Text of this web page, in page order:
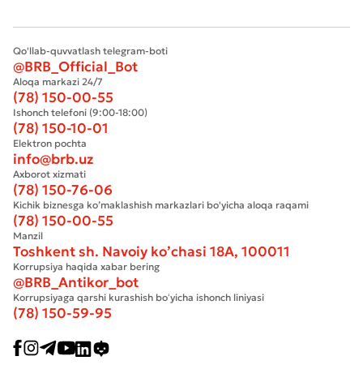
Qo'llab-quvvatlash telegram-boti
@BRB_Official_Bot
Aloqa markazi 24/7
(78) 150-00-55
Ishonch telefoni (9:00-18:00)
(78) 150-10-01
Elektron pochta
info@brb.uz
Axborot xizmati
(78) 150-76-06
Kichik biznesga ko’maklashish markazlari bo'yicha aloqa raqami
(78) 150-00-55
Manzil
Toshkent sh. Navoiy ko’chasi 18А, 100011
Korrupsiya haqida xabar bering
@BRB_Antikor_bot
Korrupsiyaga qarshi kurashish boʻyicha ishonch liniyasi
(78) 150-59-95